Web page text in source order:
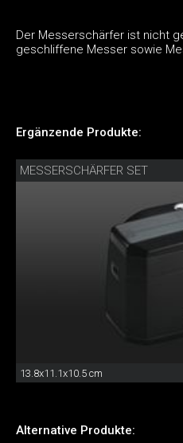
Der Messerschärfer ist nicht
geschliffene Messer sowie
Ergänzende Produkte:
MESSERSCHÄRFER SET
13.8x11.1x10.5 cm
Alternative Produkte: